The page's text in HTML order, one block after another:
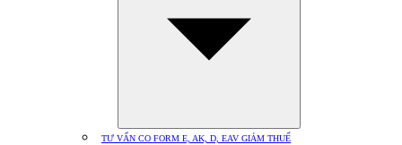
TƯ VẤN CO FORM E, AK, D, EAV GIẢM THUẾ